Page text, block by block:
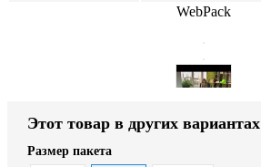
WebPack
Этот товар в других вариантах
Размер пакета